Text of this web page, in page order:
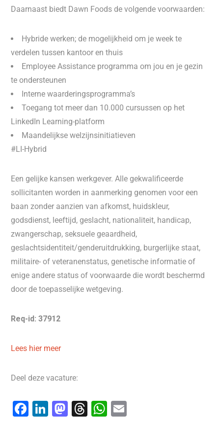
Daarnaast biedt Dawn Foods de volgende voorwaarden:
Hybride werken; de mogelijkheid om je week te
verdelen tussen kantoor en thuis
Employee Assistance programma om jou en je gezin
te ondersteunen
Interne waarderingsprogramma’s
Toegang tot meer dan 10.000 cursussen op het
LinkedIn Learning-platform
Maandelijkse welzijnsinitiatieven
#LI-Hybrid
Een gelijke kansen werkgever. Alle gekwalificeerde
sollicitanten worden in aanmerking genomen voor een
baan zonder aanzien van afkomst, huidskleur,
godsdienst, leeftijd, geslacht, nationaliteit, handicap,
zwangerschap, seksuele geaardheid,
geslachtsidentiteit/genderuitdrukking, burgerlijke staat,
militaire- of veteranenstatus, genetische informatie of
enige andere status of voorwaarde die wordt beschermd
door de toepasselijke wetgeving.
Req-id: 37912
Lees hier meer
Deel deze vacature:
F
Li M T
W